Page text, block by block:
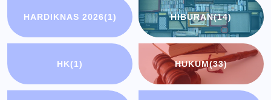
HARDIKNAS 2026(1) HIBURAN(14)
HK(1) HUKUM(33)